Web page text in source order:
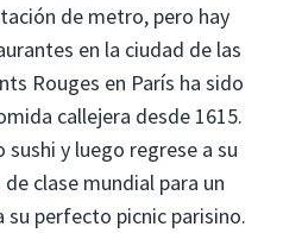
de metro, pero hay
en la ciudad de las
Rouges en París ha sido
callejera desde 1615.
y luego regrese a su
clase mundial para un
perfecto picnic parisino.